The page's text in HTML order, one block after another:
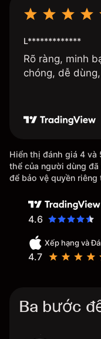
L*************
Rõ ràng, minh
chóng, dễ
Hiển thị đánh giá 4 và
thể của người dùng
để bảo vệ quyền riêng
4.6
Xếp hạng và
4.7
Ba bước